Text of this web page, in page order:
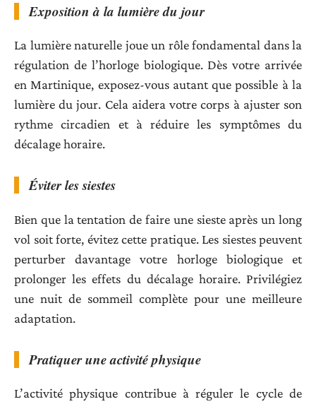
Exposition à la lumière du jour
La lumière naturelle joue un rôle fondamental dans la
régulation de l’horloge biologique. Dès votre arrivée
en Martinique, exposez-vous autant que possible à la
lumière du jour. Cela aidera votre corps à ajuster son
rythme circadien et à réduire les symptômes du
décalage horaire.
Éviter les siestes
Bien que la tentation de faire une sieste après un long
vol soit forte, évitez cette pratique. Les siestes peuvent
perturber davantage votre horloge biologique et
prolonger les effets du décalage horaire. Privilégiez
une nuit de sommeil complète pour une meilleure
adaptation.
Pratiquer une activité physique
L’activité physique contribue à réguler le cycle de